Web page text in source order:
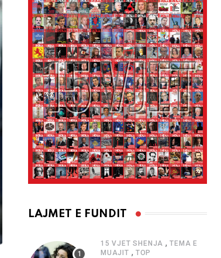
LAJMET E FUNDIT
15 VJET SHENJA ,TEMA E
MUAJIT , TOP